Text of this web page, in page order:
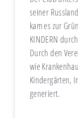
seiner
kam es zur
KINDERN
Durch den
wie
Kindergärten,
generiert.